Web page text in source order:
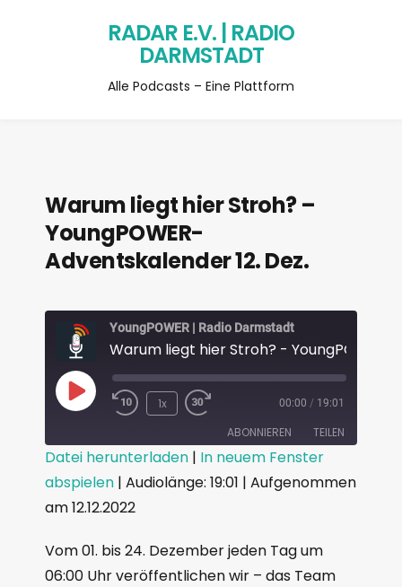
RADAR E.V. | RADIO
DARMSTADT
Alle Podcasts – Eine Plattform
Warum liegt hier Stroh? –
YoungPOWER-
Adventskalender 12. Dez.
YoungPOWER | Radio Darmstadt
1x 00:00 / 19:01
ABONNIEREN TEILEN
RSS FEED
TEILEN
EMBED
Datei herunterladen | In neuem Fenster
abspielen | Audiolänge: 19:01 | Aufgenommen
am 12.12.2022
Vom 01. bis 24. Dezember jeden Tag um
06:00 Uhr veröffentlichen wir – das Team